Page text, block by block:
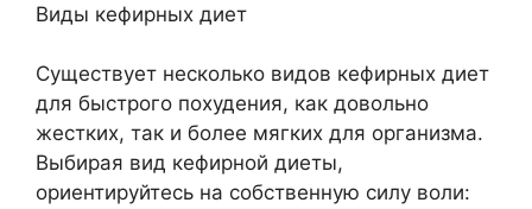
Виды кефирных диет
Существует несколько видов кефирных диет
для быстрого похудения, как довольно
жестких, так и более мягких для организма.
Выбирая вид кефирной диеты,
ориентируйтесь на собственную силу воли: